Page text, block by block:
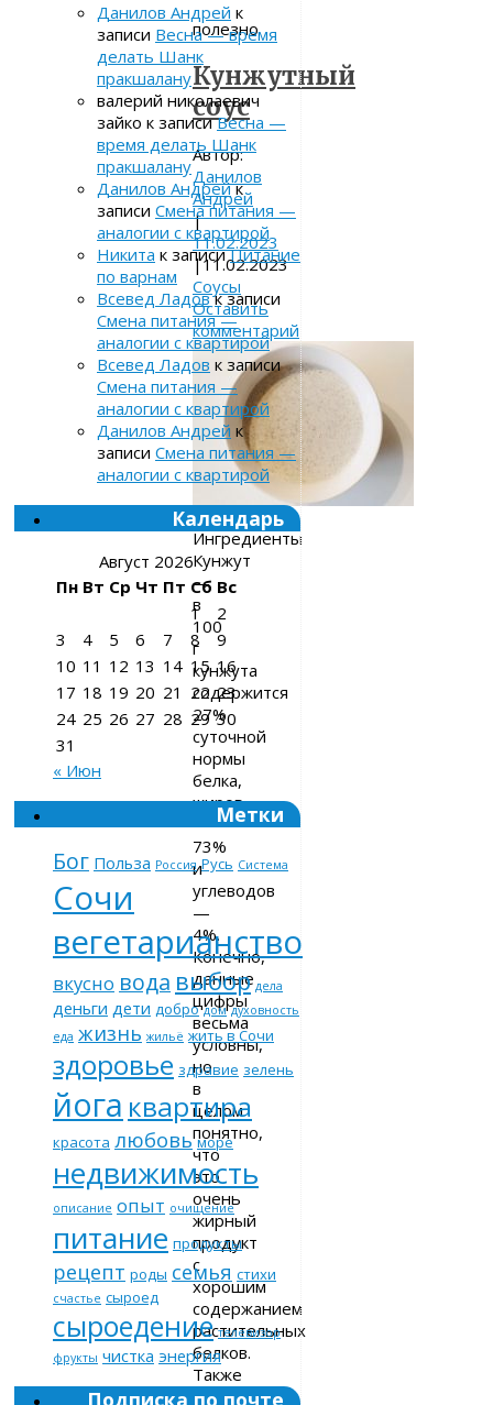
полезно
Кунжутный
соус
Автор:
Данилов
Андрей
|
11.02.2023
|11.02.2023
Соусы
Оставить
комментарий
Ингредиенты
Кунжут
—
в
100
г
кунжута
содержится
27%
суточной
нормы
белка,
жиров
—
73%
и
углеводов
—
4%.
Конечно,
данные
цифры
весьма
условны,
но
в
целом
понятно,
что
это
очень
жирный
продукт
с
хорошим
содержанием
растительных
белков.
Также
в
Данилов Андрей к
записи Весна — время
делать Шанк
пракшалану
валерий николаевич
зайко к записиВесна —
время делать Шанк
пракшалану
Данилов Андрейк
записи Смена питания —
аналогии с квартирой
Никита к записиПитание
по варнам
Всевед Ладовк записи
Смена питания —
аналогии с квартирой
Всевед Ладов к записи
Смена питания —
аналогии с квартирой
Данилов Андрей к
записи Смена питания —
аналогии с квартирой
Календарь
Август 2026
Пн Вт Ср Чт Пт Сб Вс
1
2
3
4 5 6 7 8
9
10 11 12 13 14 15 16
17 18 19 20 21 22 23
24 25 26 27 28 29 30
31
« Июн
Метки
Бог Польза Россия Русь Система
Сочи
вегетарианство
вкусно вода выбор дела
деньги дети добро дом духовность
еда жизнь жильё жить в Сочи
здоровье здравие зелень
йога квартира
красота любовь море
недвижимость
описание опыт очищение
питание продукты
рецепт роды семья стихи
счастье сыроед
сыроедение телевизор
фрукты чистка энергия
Подписка по почте